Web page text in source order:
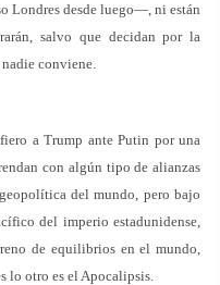
Londres desde luego—, ni están
salvo que decidan por la
conviene.
a Trump ante Putin por una
con algún tipo de alianzas
del mundo, pero bajo
del imperio estadunidense,
de equilibrios en el mundo,
lo otro es el Apocalipsis.